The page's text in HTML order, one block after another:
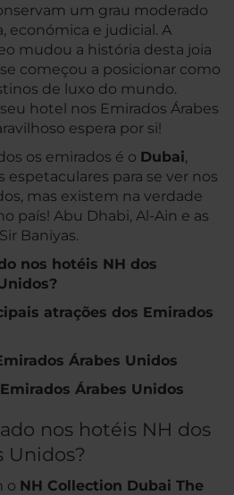
um grau moderado
económica e judicial. A
mudou a história desta joia
começou a posicionar como
de luxo do mundo.
hotel nos Emirados Árabes
espera por si!
os emirados é o Dubai,
espetaculares para se ver nos
mas existem na verdade
país! Abu Dhabi, Al-Ain e as
Baniyas.
nos hotéis NH dos
atrações dos Emirados
Árabes Unidos
Árabes Unidos
nos hotéis NH dos
Unidos?
o NH Collection Dubai The